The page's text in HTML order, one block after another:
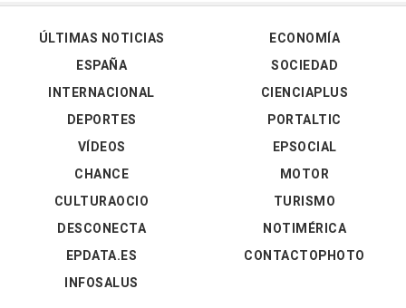
ÚLTIMAS NOTICIAS
ESPAÑA
INTERNACIONAL
DEPORTES
VÍDEOS
ECONOMÍA
SOCIEDAD
CIENCIAPLUS
PORTALTIC
EPSOCIAL
CHANCE
CULTURAOCIO
DESCONECTA
EPDATA.ES
INFOSALUS
MOTOR
TURISMO
NOTIMÉRICA
CONTACTOPHOTO